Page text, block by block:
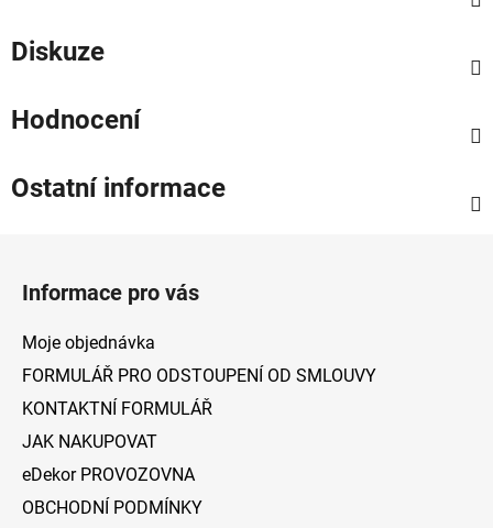
Diskuze
Hodnocení
Ostatní informace
Informace pro vás
Moje objednávka
FORMULÁŘ PRO ODSTOUPENÍ OD SMLOUVY
KONTAKTNÍ FORMULÁŘ
JAK NAKUPOVAT
eDekor PROVOZOVNA
OBCHODNÍ PODMÍNKY